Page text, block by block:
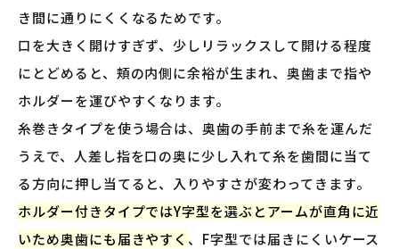
き間に通りにくくなるためです。
口を大きく開けすぎず、少しリラックスして開ける程度
にとどめると、頬の内側に余裕が生まれ、奥歯まで指や
ホルダーを運びやすくなります。
糸巻きタイプを使う場合は、奥歯の手前まで糸を運んだ
うえで、人差し指を口の奥に少し入れて糸を歯間に当て
る方向に押し当てると、入りやすさが変わってきます。
ホルダー付きタイプではY字型を選ぶとアームが直角に近
いため奥歯にも届きやすく 、F字型では届きにくいケース